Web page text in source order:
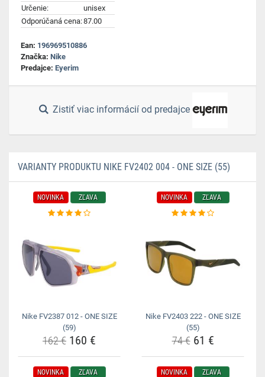
Určenie:
unisex
Odporúčaná cena:87.00
Ean: 196969510886
Značka: Nike
Predajce: Eyerim
Zistiť viac informácií od predajce
VARIANTY PRODUKTU NIKE FV2402 004 - ONE SIZE (55)
NOVINKA ZĽAVA
Nike FV2387 012 - ONE SIZE
(59)
162 € 160 €
NOVINKA ZĽAVA
Nike FV2403 222 - ONE SIZE
(55)
74 €61 €
NOVINKA ZĽAVA NOVINKA ZĽAVA